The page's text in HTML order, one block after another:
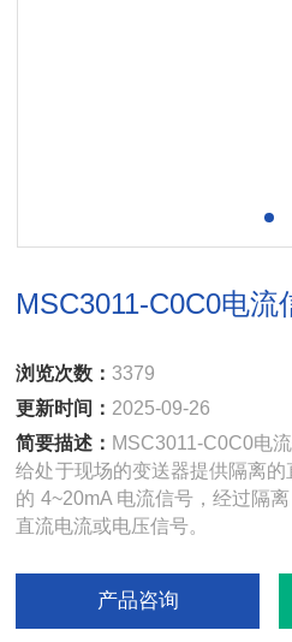
MSC3011-C0C0电流
浏览次数：3379
更新时间： 2025-09-26
简要描述： MSC3011-C0C0电
给处于现场的变送器提供隔离
的 4~20mA 电流信号，经过隔
直流电流或电压信号。
产品咨询